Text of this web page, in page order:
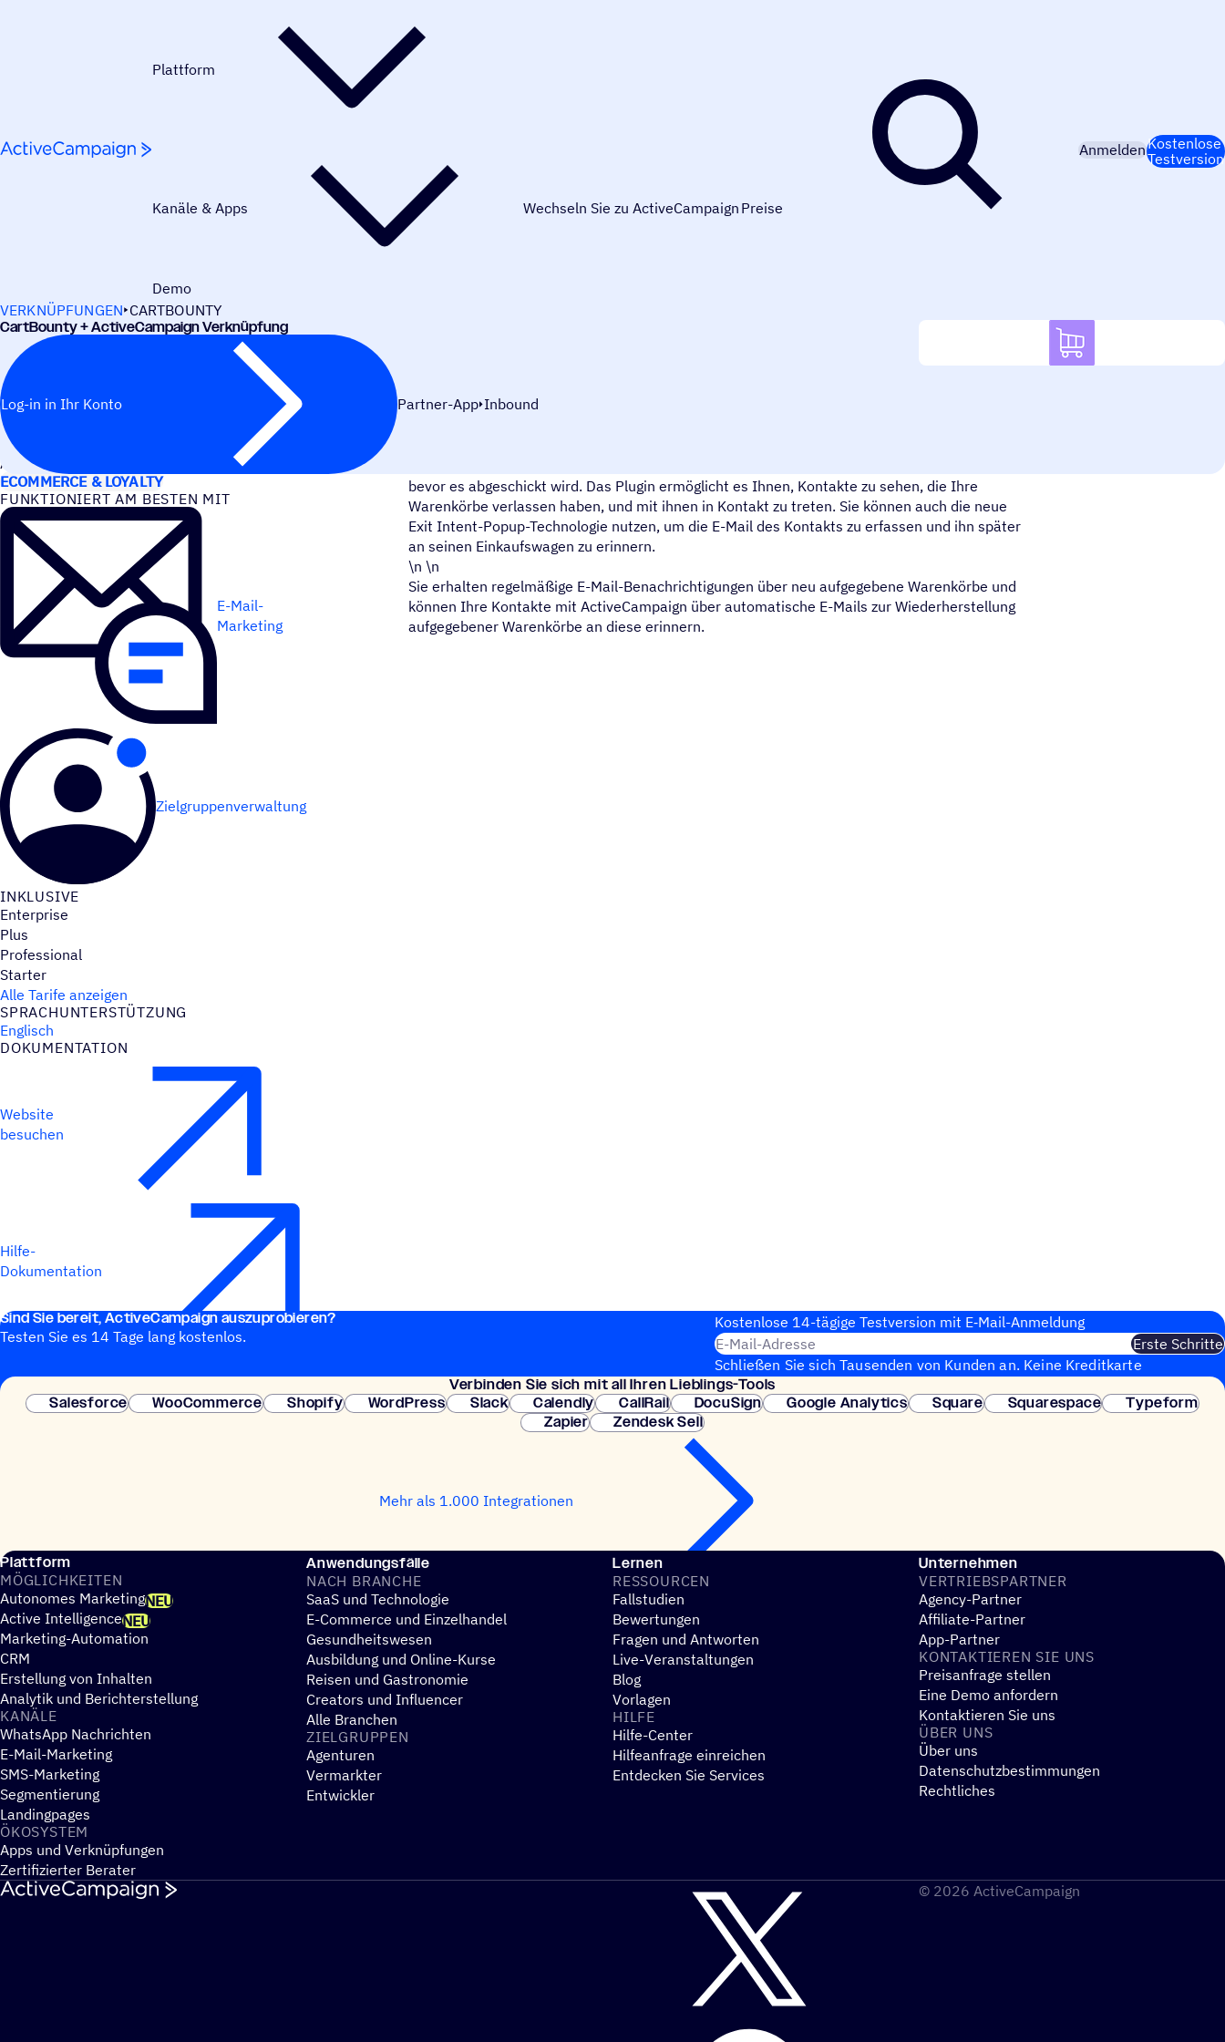
Plattform
Kanäle & Apps Wechseln Sie zu ActiveCampaign Preise
Demo
AnmeldenKostenlose
Testversion
VERKNÜPFUNGEN CARTBOUNTY
Cart­Bo­unty + ActiveCampaign Verknüpfung
Log-in in Ihr Konto Partner-App Inbound
ANWEN­DUNGS­FÄLLE
ECOMMERCE & LOYALTY
FUNK­TIO­NIERT AM BESTEN MIT
E-Mail-
Marketing
Zielgruppenverwaltung
INKLU­SIVE
Enterprise
Plus
Professional
Starter
Alle Tarife anzeigen
SPRACH­UN­TER­STÜT­ZUNG
Englisch
DOKU­MEN­TA­TION
Website
besuchen
Hilfe-
Dokumentation
bevor es abgeschickt wird. Das Plugin ermöglicht es Ihnen, Kontakte zu sehen, die Ihre
Warenkörbe verlassen haben, und mit ihnen in Kontakt zu treten. Sie können auch die neue
Exit Intent-Popup-Technologie nutzen, um die E-Mail des Kontakts zu erfassen und ihn später
an seinen Einkaufswagen zu erinnern.
\n \n
Sie erhalten regelmäßige E-Mail-Benachrichtigungen über neu aufgegebene Warenkörbe und
können Ihre Kontakte mit ActiveCampaign über automatische E-Mails zur Wiederherstellung
aufgegebener Warenkörbe an diese erinnern.
Sind Sie bereit, ActiveCampaign auszuprobieren?
Testen Sie es 14 Tage lang kostenlos.
Kosten­lose 14-tägige Test­ver­sion mit E‑Mail-Anmel­dung
E-Mail-Adresse
Erste Schritte
Schließen Sie sich Tausenden von Kunden an. Keine Kreditkarte
erforderlich. Sofortige Einrichtung.
Verbin­den Sie sich mit all Ihren Lieblings-Tools
Salesforce
WooCommerce Shopify WordPress Slack Calendly CallRail DocuSign Google Analytics Square Squarespace
Typeform
Zapier
Zendesk Sell
Mehr als 1.000 Integrationen
Plattform
MÖGLICH­KEI­TEN
Autonomes MarketingNEU
Active IntelligenceNEU
Marketing-Automation
CRM
Erstellung von Inhalten
Analytik und Berichterstellung
KANÄLE
WhatsApp Nachrichten
E-Mail-Marketing
SMS-Marketing
Segmentierung
Landingpages
ÖKOSYS­TEM
Apps und Verknüpfungen
Zertifizierter Berater
Anwendungsfälle
NACH BRANCHE
SaaS und Technologie
E-Commerce und Einzelhandel
Gesundheitswesen
Ausbildung und Online-Kurse
Reisen und Gastronomie
Creators und Influencer
Alle Branchen
ZIEL­GRUP­PEN
Agenturen
Vermarkter
Entwickler
Lernen
RESSOUR­CEN
Fallstudien
Bewertungen
Fragen und Antworten
Live-Veranstaltungen
Blog
Vorlagen
HILFE
Hilfe-Center
Hilfeanfrage einreichen
Entdecken Sie Services
Unternehmen
VERTRIEBS­PART­NER
Agency-Partner
Affiliate-Partner
App-Partner
KONTAK­TIE­REN SIE UNS
Preisanfrage stellen
Eine Demo anfordern
Kontaktieren Sie uns
ÜBER UNS
Über uns
Datenschutzbestimmungen
Rechtliches
© 2026 ActiveCampaign